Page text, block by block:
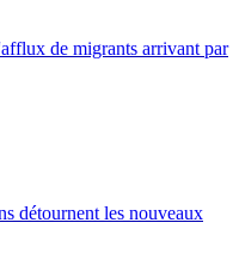
de migrants arrivant par
détournent les nouveaux